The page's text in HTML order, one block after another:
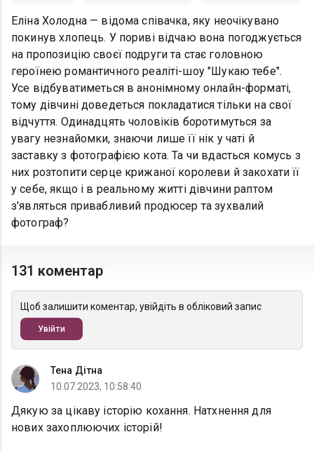
Еліна Холодна — відома співачка, яку неочікувано
покинув хлопець. У пориві відчаю вона погоджується
на пропозицію своєї подруги та стає головною
героїнею романтичного реаліті-шоу "Шукаю тебе".
Усе відбуватиметься в анонімному онлайн-форматі,
тому дівчині доведеться покладатися тільки на свої
відчуття. Одинадцять чоловіків боротимуться за
увагу незнайомки, знаючи лише її нік у чаті й
заставку з фотографією кота. Та чи вдасться комусь з
них розтопити серце крижаної королеви й закохати її
у себе, якщо і в реальному житті дівчини раптом
з'являться привабливий продюсер та зухвалий
фотограф?
131 коментар
Щоб залишити коментар, увійдіть в обліковий запис
Увійти
Тена Дітна
10.07.2023, 10:58:40
Дякую за цікаву історію кохання. Натхнення для
нових захоплюючих історій!